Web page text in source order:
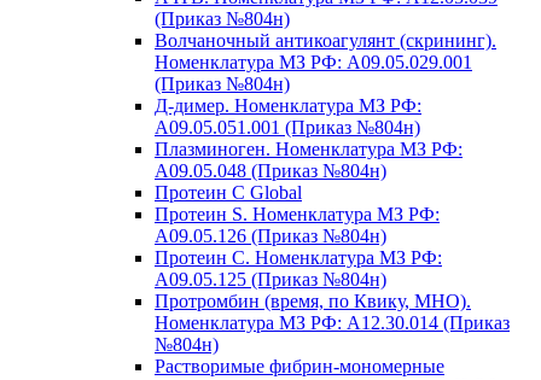
(Приказ №804н)
Волчаночный антикоагулянт (скрининг).
Номенклатура МЗ РФ: A09.05.029.001
(Приказ №804н)
Д-димер. Номенклатура МЗ РФ:
A09.05.051.001 (Приказ №804н)
Плазминоген. Номенклатура МЗ РФ:
A09.05.048 (Приказ №804н)
Протеин C Global
Протеин S. Номенклатура МЗ РФ:
A09.05.126 (Приказ №804н)
Протеин С. Номенклатура МЗ РФ:
A09.05.125 (Приказ №804н)
Протромбин (время, по Квику, МНО).
Номенклатура МЗ РФ: A12.30.014 (Приказ
№804н)
Растворимые фибрин-мономерные